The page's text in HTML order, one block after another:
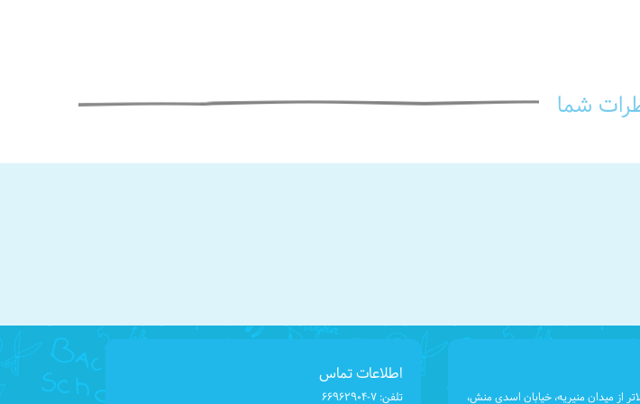
شما
از میدان منیریه، خیابان اسدی منش،
اطلاعات تماس
تلفن: ۶۶۹۶۲۹۰۴-۷